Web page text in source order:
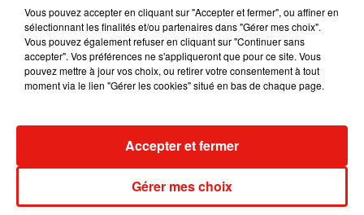
6 août 2026
Karol G dévoile la tracklist de son nouvel
album… avec des invités...
5 août 2026
Benny Blanco invite Selena Gomez et
Becky G sur son nouveau single
Vous pouvez accepter en cliquant sur "Accepter et fermer", ou affiner en
sélectionnant les finalités et/ou partenaires dans "Gérer mes choix".
Vous pouvez également refuser en cliquant sur "Continuer sans
accepter". Vos préférences ne s'appliqueront que pour ce site. Vous
pouvez mettre à jour vos choix, ou retirer votre consentement à tout
moment via le lien "Gérer les cookies" situé en bas de chaque page.
Gérer mes choix
Accepter et fermer